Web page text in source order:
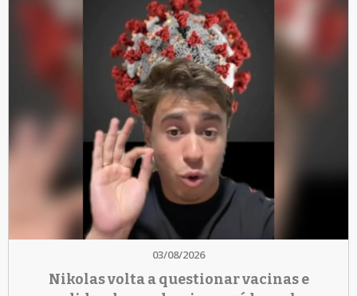
03/08/2026
Nikolas volta a questionar vacinas e